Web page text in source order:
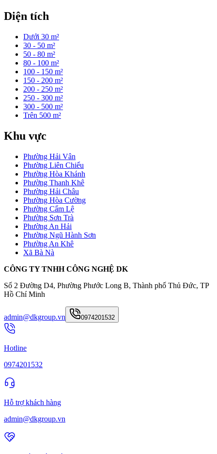
Diện tích
Dưới 30 m²
30 - 50 m²
50 - 80 m²
80 - 100 m²
100 - 150 m²
150 - 200 m²
200 - 250 m²
250 - 300 m²
300 - 500 m²
Trên 500 m²
Khu vực
Phường Hải Vân
Phường Liên Chiểu
Phường Hòa Khánh
Phường Thanh Khê
Phường Hải Châu
Phường Hòa Cường
Phường Cẩm Lệ
Phường Sơn Trà
Phường An Hải
Phường Ngũ Hành Sơn
Phường An Khê
Xã Bà Nà
CÔNG TY TNHH CÔNG NGHỆ DK
Số 2 Đường D4, Phường Phước Long B, Thành phố Thủ Đức, TP
Hồ Chí Minh
admin@dkgroup.vn 0974201532
Hotline
0974201532
Hỗ trợ khách hàng
admin@dkgroup.vn